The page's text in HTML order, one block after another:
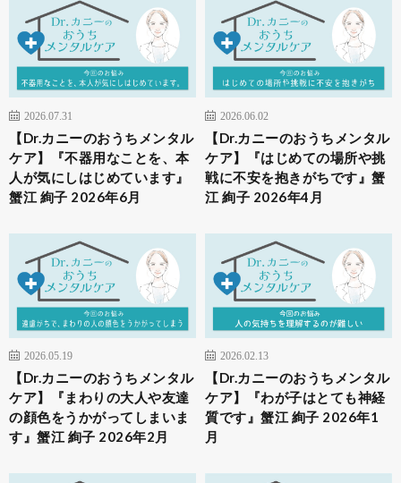
2026.07.31
【Dr.カニーのおうちメンタル
ケア】『不器用なことを、本
人が気にしはじめています』
蟹江 絢子 2026年6月
2026.06.02
【Dr.カニーのおうちメンタル
ケア】『はじめての場所や挑
戦に不安を抱きがちです』蟹
江 絢子 2026年4月
2026.05.19
【Dr.カニーのおうちメンタル
ケア】『まわりの大人や友達
の顔色をうかがってしまいま
す』蟹江 絢子 2026年2月
2026.02.13
【Dr.カニーのおうちメンタル
ケア】『わが子はとても神経
質です』蟹江 絢子 2026年1
月